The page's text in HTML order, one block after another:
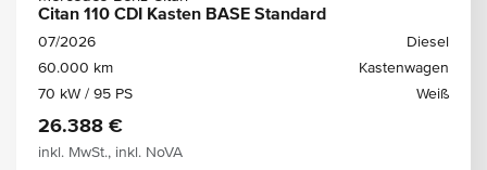
Citan 110 CDI Kasten BASE Standard
07/2026
Diesel
60.000 km
Kastenwagen
70 kW / 95 PS
Weiß
26.388 €
inkl. MwSt., inkl. NoVA